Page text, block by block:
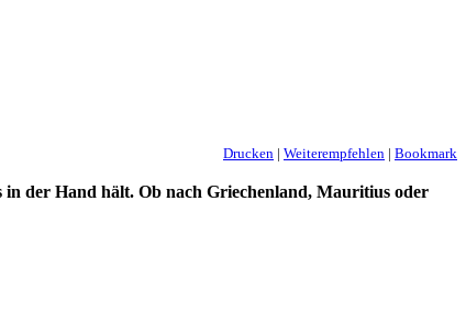
Drucken | Weiterempfehlen | Bookmark
in der Hand hält. Ob nach Griechenland, Mauritius oder